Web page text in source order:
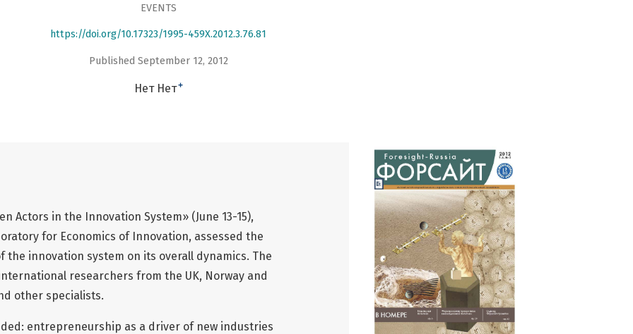
EVENTS
https://doi.org/10.17323/1995-459X.2012.3.76.81
Published September 12, 2012
Нет Нет+
Actors in the Innovation System» (June 13-15),
for Economics of Innovation, assessed the
the innovation system on its overall dynamics. The
researchers from the UK, Norway and
other specialists.
entrepreneurship as a driver of new industries